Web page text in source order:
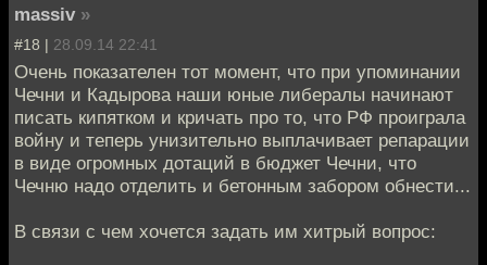
massiv »
#18 | 28.09.14 22:41
Очень показателен тот момент, что при упоминании
Чечни и Кадырова наши юные либералы начинают
писать кипятком и кричать про то, что РФ проиграла
войну и теперь унизительно выплачивает репарации
в виде огромных дотаций в бюджет Чечни, что
Чечню надо отделить и бетонным забором обнести...
В связи с чем хочется задать им хитрый вопрос: